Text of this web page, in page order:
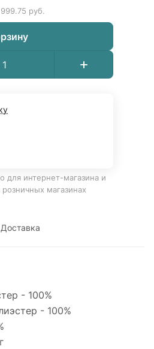
руб.
для интернет-магазина и
магазинах
Доставка
- 100%
- 100%